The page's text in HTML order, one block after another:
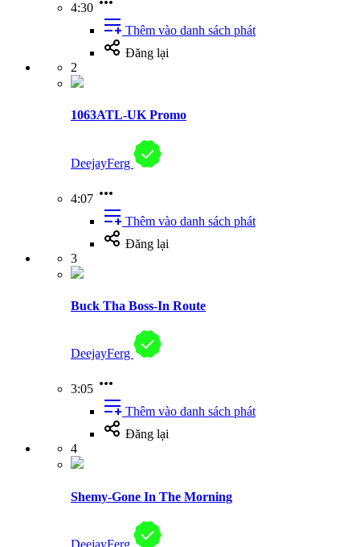
4:30
Thêm vào danh sách phát
Đăng lại
2
1063ATL-UK Promo
DeejayFerg
4:07
Thêm vào danh sách phát
Đăng lại
3
Buck Tha Boss-In Route
DeejayFerg
3:05
Thêm vào danh sách phát
Đăng lại
4
Shemy-Gone In The Morning
DeejayFerg